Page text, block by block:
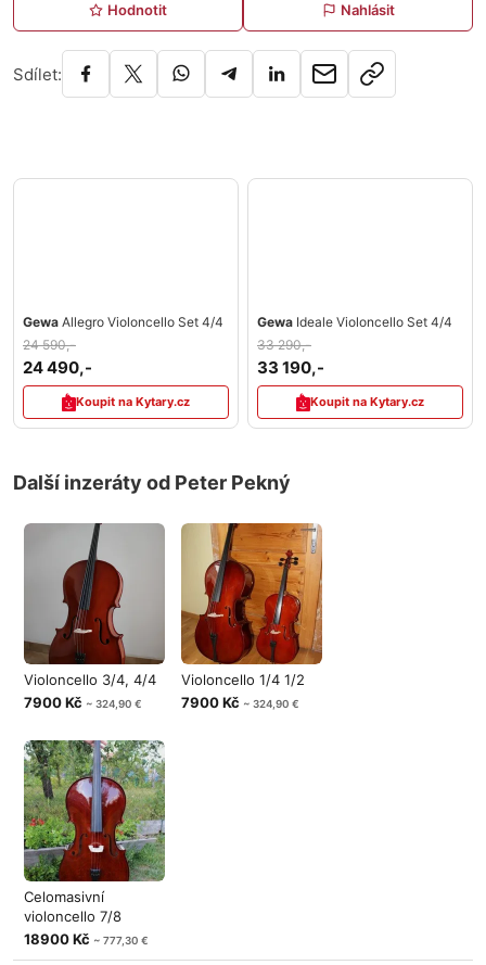
Hodnotit Nahlásit
Sdílet:
Gewa Allegro Violoncello Set 4/4
24 590,-
24 490,-
Koupit na Kytary.cz
Gewa Ideale Violoncello Set 4/4
33 290,-
33 190,-
Koupit na Kytary.cz
Další inzeráty od Peter Pekný
Violoncello 3/4, 4/4
7900 Kč ~ 324,90 €
Violoncello 1/4 1/2
7900 Kč ~ 324,90 €
Celomasivní
violoncello 7/8
18900 Kč ~ 777,30 €